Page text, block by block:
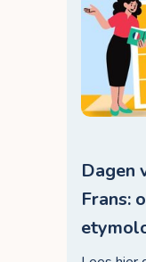
Dagen
Frans: